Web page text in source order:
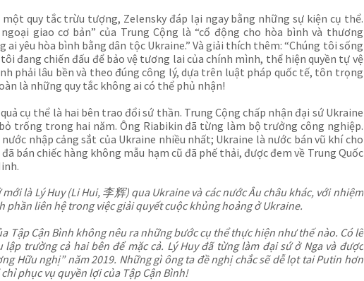
một quy tắc trừu tượng, Zelensky đáp lại ngay bằng những sự kiện cụ thể.
giao cơ bản” của Trung Cộng là “cổ động cho hòa bình và thương
ai yêu hòa bình bằng dân tộc Ukraine.” Và giải thích thêm: “Chúng tôi sống
đang chiến đấu để bảo vệ tương lai của chính mình, thể hiện quyền tự vệ
phải lâu bền và theo đúng công lý, dựa trên luật pháp quốc tế, tôn trọng
là những quy tắc không ai có thể phủ nhận!
cụ thể là hai bên trao đổi sứ thần. Trung Cộng chấp nhận đại sứ Ukraine
trống trong hai năm. Ông Riabikin đã từng làm bộ trưởng công nghiệp.
nhập cảng sắt của Ukraine nhiều nhất; Ukraine là nước bán vũ khí cho
bán chiếc hàng không mẫu hạm cũ đã phế thải, được đem về Trung Quốc
là Lý Huy (Li Hui, 李辉) qua Ukraine và các nước Âu châu khác, với nhiệm
phần liên hệ trong việc giải quyết cuộc khủng hoảng ở Ukraine.
Tập Cận Bình không nêu ra những bước cụ thể thực hiện như thế nào. Có lẽ
lập trường cả hai bên để mặc cả. Lý Huy đã từng làm đại sứ ở Nga và được
Hữu nghị” năm 2019. Những gì ông ta đề nghị chắc sẽ dễ lọt tai Putin hơn
phục vụ quyền lợi của Tập Cận Bình!